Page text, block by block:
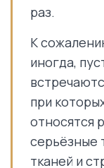
раз.
К
иногда,
при
относятся
серьёзные
тканей и